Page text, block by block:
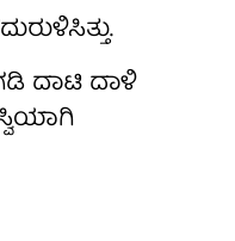
ದಾಟಿ ದಾಳಿ